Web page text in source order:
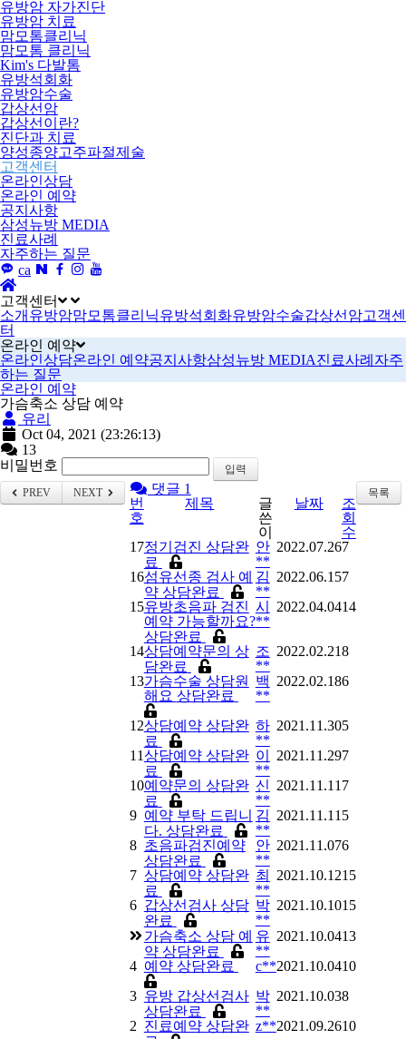
유방암 자가진단
유방암 치료
맘모톰클리닉
맘모톰 클리닉
Kim's 다발톰
유방석회화
유방암수술
갑상선암
갑상선이란?
진단과 치료
양성종양고주파절제술
고객센터
온라인상담
온라인 예약
공지사항
삼성뉴방 MEDIA
진료사례
자주하는 질문
ca
고객센터
소개 유방암맘모톰클리닉유방석회화유방암수술갑상선암고객센
터
온라인 예약
온라인상담온라인 예약공지사항삼성뉴방 MEDIA진료사례 자주
하는 질문
온라인 예약
가슴축소 상담 예약
유리
Oct 04, 2021 (23:26:13)
13
비밀번호
입력
PREV
NEXT 목록
댓글 1
번
호
제목
글
쓴
이
날짜
조
회
수
17정기검진 상담완
료
안
**
2022.07.267
16섬유선종 검사 예
약 상담완료
김
**
2022.06.157
15유방초음파 검진
예약 가능할까요?
상담완료
시
**
2022.04.0414
14상담예약문의 상
담완료
조
**
2022.02.218
13가슴수술 상담원
해요 상담완료
백
**
2022.02.186
12상담예약 상담완
료
하
**
2021.11.305
11상담예약 상담완
료
이
**
2021.11.297
10예약문의 상담완
료
신
**
2021.11.11 7
9 예약 부탁 드립니
다. 상담완료
김
**
2021.11.11 5
8 초음파검진예약
상담완료
안
**
2021.11.076
7 상담예약 상담완
료
최
**
2021.10.1215
6 갑상선검사 상담
완료
박
**
2021.10.1015
가슴축소 상담 예
약 상담완료
유
**
2021.10.0413
4 예약 상담완료 c**2021.10.0410
3 유방 갑상선검사
상담완료
박
**
2021.10.038
2 진료예약 상담완 z**2021.09.2610